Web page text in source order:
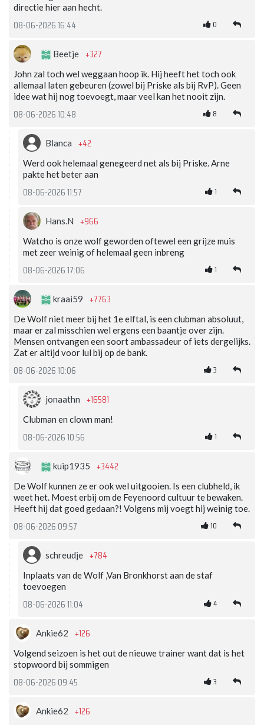
directie hier aan hecht.
08-06-2026 16:44 0
Beetje +327
John zal toch wel weggaan hoop ik. Hij heeft het toch ook
allemaal laten gebeuren (zowel bij Priske als bij RvP). Geen
idee wat hij nog toevoegt, maar veel kan het nooit zijn.
08-06-2026 10:48 8
Blanca +42
Werd ook helemaal genegeerd net als bij Priske. Arne
pakte het beter aan
08-06-2026 11:57 1
Hans.N +966
Watcho is onze wolf geworden oftewel een grijze muis
met zeer weinig of helemaal geen inbreng
08-06-2026 17:06 1
kraai59 +7763
De Wolf niet meer bij het 1e elftal, is een clubman absoluut,
maar er zal misschien wel ergens een baantje over zijn.
Mensen ontvangen een soort ambassadeur of iets dergelijks.
Zat er altijd voor lul bij op de bank.
08-06-2026 10:06 3
jonaathn +16581
Clubman en clown man!
08-06-2026 10:56 1
kuip1935 +3442
De Wolf kunnen ze er ook wel uitgooien. Is een clubheld, ik
weet het. Moest erbij om de Feyenoord cultuur te bewaken.
Heeft hij dat goed gedaan?! Volgens mij voegt hij weinig toe.
08-06-2026 09:57 10
schreudje +784
Inplaats van de Wolf ,Van Bronkhorst aan de staf
toevoegen
08-06-2026 11:04 4
Ankie62 +126
Volgend seizoen is het out de nieuwe trainer want dat is het
stopwoord bij sommigen
08-06-2026 09:45 3
Ankie62 +126